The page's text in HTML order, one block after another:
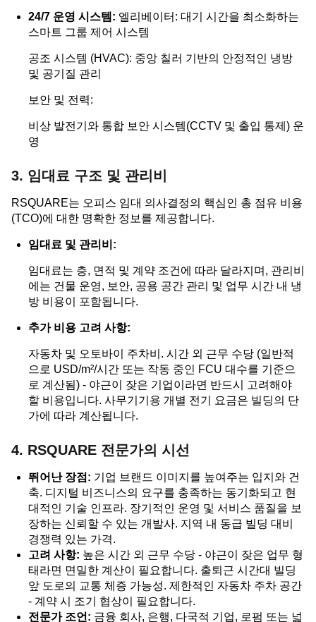
24/7 운영 시스템: 엘리베이터: 대기 시간을 최소화하는
스마트 그룹 제어 시스템
공조 시스템 (HVAC): 중앙 칠러 기반의 안정적인 냉방
및 공기질 관리
보안 및 전력:
비상 발전기와 통합 보안 시스템(CCTV 및 출입 통제) 운
영
3. 임대료 구조 및 관리비
RSQUARE는 오피스 임대 의사결정의 핵심인 총 점유 비용
(TCO)에 대한 명확한 정보를 제공합니다.
임대료 및 관리비:
임대료는 층, 면적 및 계약 조건에 따라 달라지며, 관리비
에는 건물 운영, 보안, 공용 공간 관리 및 업무 시간 내 냉
방 비용이 포함됩니다.
추가 비용 고려 사항:
자동차 및 오토바이 주차비. 시간 외 근무 수당 (일반적
으로 USD/m²/시간 또는 작동 중인 FCU 대수를 기준으
로 계산됨) - 야근이 잦은 기업이라면 반드시 고려해야
할 비용입니다. 사무기기용 개별 전기 요금은 빌딩의 단
가에 따라 계산됩니다.
4. RSQUARE 전문가의 시선
뛰어난 장점: 기업 브랜드 이미지를 높여주는 입지와 건
축. 디지털 비즈니스의 요구를 충족하는 동기화되고 현
대적인 기술 인프라. 장기적인 운영 및 서비스 품질을 보
장하는 신뢰할 수 있는 개발사. 지역 내 동급 빌딩 대비
경쟁력 있는 가격.
고려 사항: 높은 시간 외 근무 수당 - 야근이 잦은 업무 형
태라면 면밀한 계산이 필요합니다. 출퇴근 시간대 빌딩
앞 도로의 교통 체증 가능성. 제한적인 자동차 주차 공간
- 계약 시 조기 협상이 필요합니다.
전문가 조언: 금융 회사, 은행, 다국적 기업, 로펌 또는 넓